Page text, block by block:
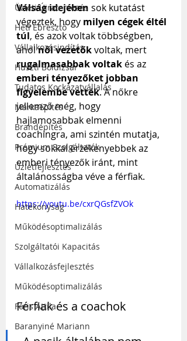
Üzleti Újratervezés
Heti Ébresztő
Vállalkozásindítás
Huszti Boldizsár
Tudatos Kockázatvállalás
Márkaépítés
Brandépítés
Prémium Szolgáltatók
Üzletfejlesztés
Automatizálás
Hatékonyság
Működésoptimalizálás
Szolgáltatói Kapacitás
Vállalkozásfejlesztés
Működésoptimalizálás
Fóris Attila
Baranyiné Mariann
Válság idejében sok kutatást
végeztek, hogy milyen cégek éltél
túl, és azok voltak többségben,
ahol női vezetők voltak, mert
rugalmasabbak voltak és az
emberi tényezőket jobban
figyelembe vették. A nőkre
jellemző még, hogy
hajlamosabbak elmenni
coachingra, ami szintén mutatja,
hogy sokkal érzékenyebbek az
emberi tényezők iránt, mint
általánosságba véve a férfiak.
https://youtu.be/cxrQGsfZVOk
Férfiak és a coachok